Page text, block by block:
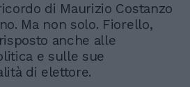
di Maurizio Costanzo
Ma non solo. Fiorello,
anche alle
e sulle sue
di elettore.